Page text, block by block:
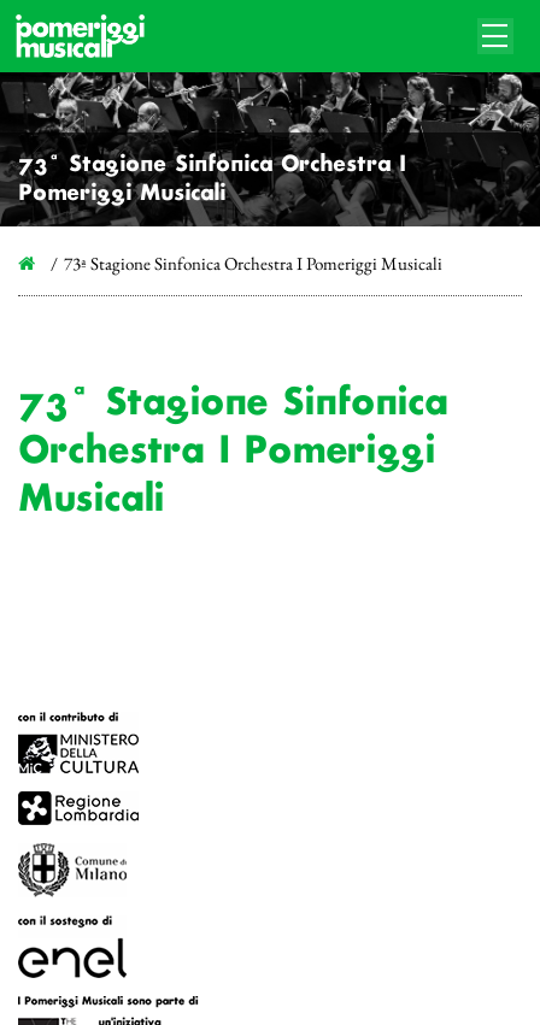
73ª Stagione Sinfonica Orchestra I
Pomeriggi Musicali
73ª Stagione Sinfonica Orchestra I Pomeriggi Musicali
73ª Stagione Sinfonica
Orchestra I Pomeriggi
Musicali